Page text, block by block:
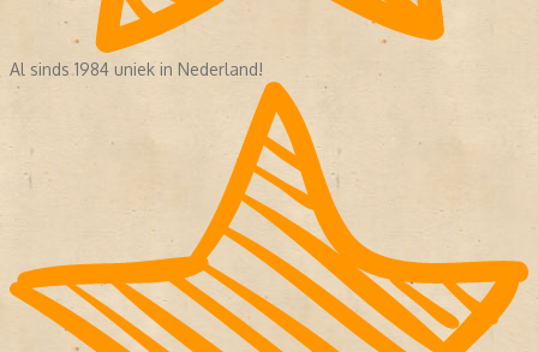
Al sinds 1984 uniek in Nederland!